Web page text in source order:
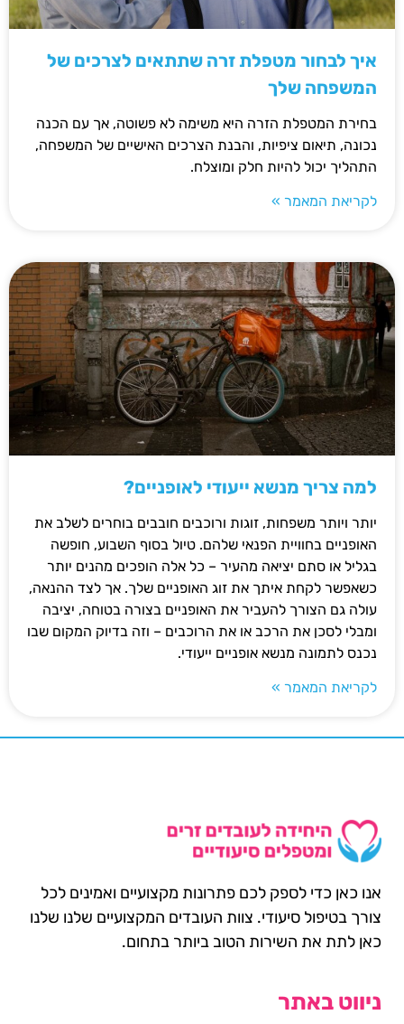
איך לבחור מטפלת זרה שתתאים לצרכים של
המשפחה שלך
בחירת המטפלת הזרה היא משימה לא פשוטה, אך עם הכנה
נכונה, תיאום ציפיות, והבנת הצרכים האישיים של המשפחה,
התהליך יכול להיות חלק ומוצלח.
לקריאת המאמר »
למה צריך מנשא ייעודי לאופניים?
יותר ויותר משפחות, זוגות ורוכבים חובבים בוחרים לשלב את
האופניים בחוויית הפנאי שלהם. טיול בסוף השבוע, חופשה
בגליל או סתם יציאה מהעיר – כל אלה הופכים מהנים יותר
כשאפשר לקחת איתך את זוג האופניים שלך. אך לצד ההנאה,
עולה גם הצורך להעביר את האופניים בצורה בטוחה, יציבה
ומבלי לסכן את הרכב או את הרוכבים – וזה בדיוק המקום שבו
נכנס לתמונה מנשא אופניים ייעודי.
לקריאת המאמר »
אנו כאן כדי לספק לכם פתרונות מקצועיים ואמינים לכל
צורך בטיפול סיעודי. צוות העובדים המקצועיים שלנו שלנו
כאן לתת את השירות הטוב ביותר בתחום.
ניווט באתר